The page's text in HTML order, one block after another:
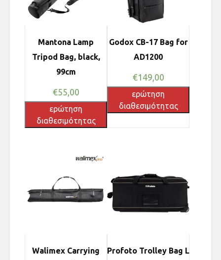
Mantona Lamp
Tripod Bag, black,
99cm
€55,00
ερώτηση
διαθεσιμότητας
Godox CB-17 Bag for
AD1200
€149,00
ερώτηση
διαθεσιμότητας
Walimex Carrying
Profoto Trolley Bag L